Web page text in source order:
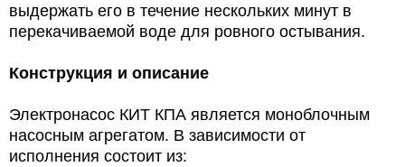
выдержать его в течение нескольких минут в
перекачиваемой воде для ровного остывания.
Конструкция и описание
Электронасос КИТ КПА является моноблочным
насосным агрегатом. В зависимости от
исполнения состоит из: